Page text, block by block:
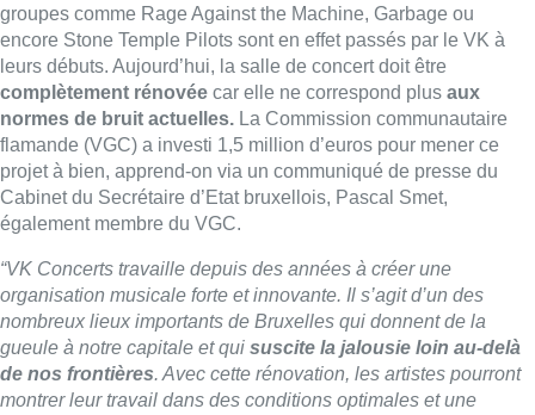
groupes comme Rage Against the Machine, Garbage ou
encore Stone Temple Pilots sont en effet passés par le VK à
leurs débuts. Aujourd’hui, la salle de concert doit être
complètement rénovée car elle ne correspond plus aux
normes de bruit actuelles. La Commission communautaire
flamande (VGC) a investi 1,5 million d’euros pour mener ce
projet à bien, apprend-on via un communiqué de presse du
Cabinet du Secrétaire d’Etat bruxellois, Pascal Smet,
également membre du VGC.
“VK Concerts travaille depuis des années à créer une
organisation musicale forte et innovante. Il s’agit d’un des
nombreux lieux importants de Bruxelles qui donnent de la
gueule à notre capitale et qui suscite la jalousie loin au-delà
de nos frontières. Avec cette rénovation, les artistes pourront
montrer leur travail dans des conditions optimales et une